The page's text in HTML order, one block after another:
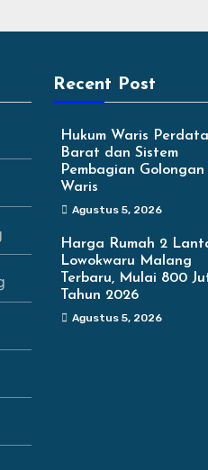
Recent Post
Hukum Waris Perdata
Barat dan Sistem
Pembagian Golongan
Waris
Agustus 5, 2026
Harga Rumah 2
Lowokwaru Malang
Terbaru, Mulai 800
Tahun 2026
Agustus 5, 2026